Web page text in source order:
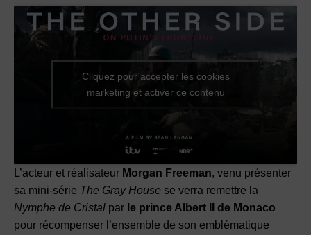
Cliquez pour accepter les cookies
marketing et activer ce contenu
L’acteur et réalisateur Morgan Freeman, venu présenter
sa mini-série The Gray House se verra remettre la
Nymphe de Cristal par le prince Albert II de Monaco
pour récompenser l’ensemble de son emblématique